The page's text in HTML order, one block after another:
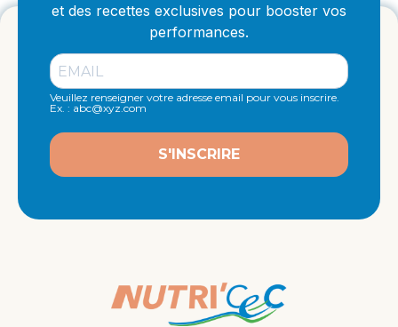
et des recettes exclusives pour booster vos
performances.
Veuillez renseigner votre adresse email pour vous inscrire.
Ex. : abc@xyz.com
S'INSCRIRE